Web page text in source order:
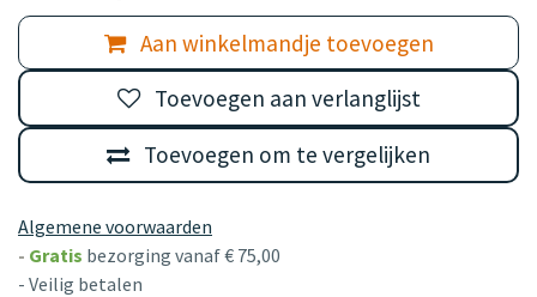
Aan winkelmandje toevoegen
Toevoegen om te vergelijken
Toevoegen aan verlanglijst
Algemene voorwaarden
- Gratis bezorging vanaf € 75,00
- Veilig betalen